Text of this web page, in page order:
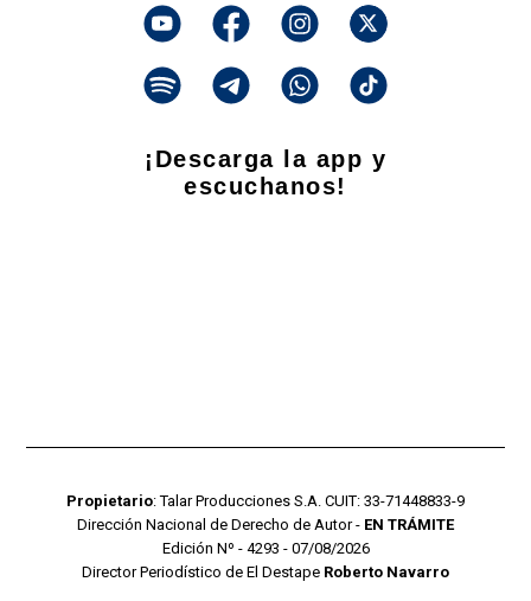
¡Descarga la app y
escuchanos!
Propietario: Talar Producciones S.A. CUIT: 33-71448833-9
Dirección Nacional de Derecho de Autor - EN TRÁMITE
Edición Nº - 4293 - 07/08/2026
Director Periodístico de El Destape Roberto Navarro